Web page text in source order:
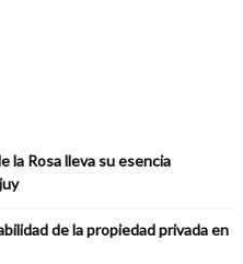
la Rosa lleva su esencia
de la propiedad privada en